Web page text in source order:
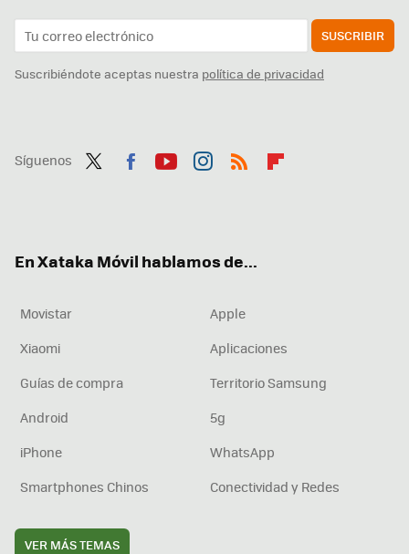
SUSCRIBIR
Suscribiéndote aceptas nuestra política de privacidad
Síguenos
En Xataka Móvil hablamos de...
Movistar
Apple
Xiaomi
Aplicaciones
Guías de compra
Territorio Samsung
Android
5g
iPhone
WhatsApp
Smartphones Chinos
Conectividad y Redes
VER MÁS TEMAS